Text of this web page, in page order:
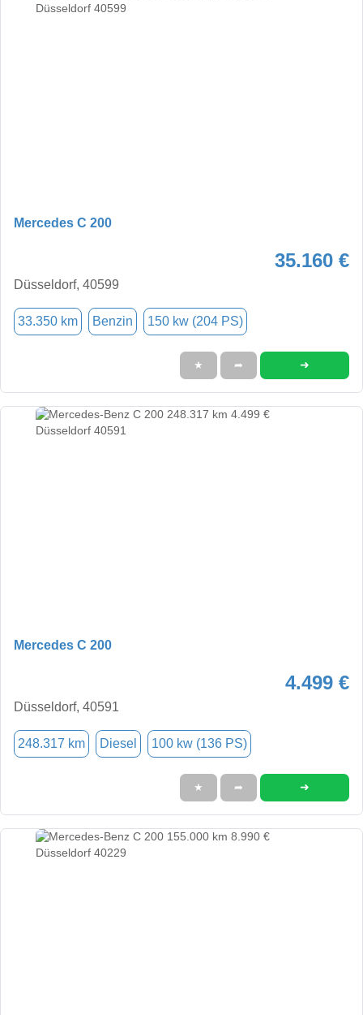
Mercedes C 200
35.160 €
Düsseldorf, 40599
33.350 km Benzin 150 kw (204 PS)
★ ➦ ➜
Mercedes C 200
4.499 €
Düsseldorf, 40591
248.317 km Diesel 100 kw (136 PS)
★ ➦ ➜